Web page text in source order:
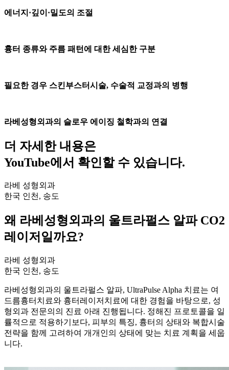
에너지·깊이·밀도의 조절
흉터 종류와 주름 패턴에 대한 세심한 구분
필요한 경우 스킨부스터시술, 수술적 교정과의 병행
라베성형외과의 슬로우 에이징 철학과의 연결
더 자세한 내용은
YouTube에서 확인할 수 있습니다.
라베 성형외과
한국 인천, 송도
왜 라베성형외과의 울트라펄스 알파 CO2
레이저일까요?
라베 성형외과
한국 인천, 송도
라베성형외과의 울트라펄스 알파, UltraPulse Alpha 치료는 여
드름흉터치료와 흉터레이저치료에 대한 경험을 바탕으로, 성
형외과 전문의의 진료 아래 진행됩니다. 정해진 프로토콜을 일
률적으로 적용하기보다, 피부의 특징, 흉터의 상태와 복합시술
전략을 함께 고려하여 개개인의 상태에 맞는 치료 계획을 세웁
니다.